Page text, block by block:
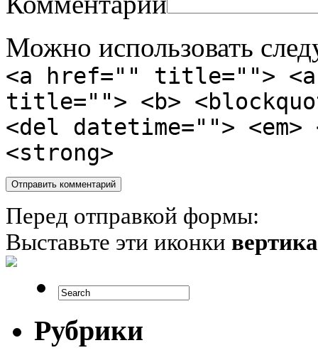
Можно использовать
<a href="" title="">
title=""> <b>
<del datetime="">
<strong>
Перед отправкой формы:
Выставьте эти иконки
Рубрики